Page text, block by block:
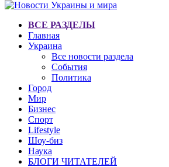
ВСЕ РАЗДЕЛЫ
Главная
Украина
Все новости раздела
События
Политика
Город
Мир
Бизнес
Спорт
Lifestyle
Шоу-биз
Наука
БЛОГИ ЧИТАТЕЛЕЙ